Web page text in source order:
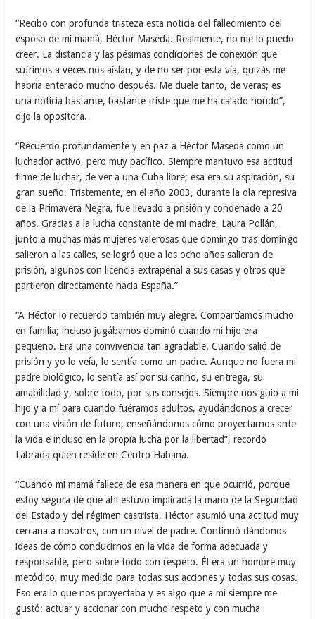
“Recibo con profunda tristeza esta noticia del fallecimiento del
esposo de mi mamá, Héctor Maseda. Realmente, no me lo puedo
creer. La distancia y las pésimas condiciones de conexión que
sufrimos a veces nos aíslan, y de no ser por esta vía, quizás me
habría enterado mucho después. Me duele tanto, de veras; es
una noticia bastante, bastante triste que me ha calado hondo”,
dijo la opositora.
“Recuerdo profundamente y en paz a Héctor Maseda como un
luchador activo, pero muy pacífico. Siempre mantuvo esa actitud
firme de luchar, de ver a una Cuba libre; esa era su aspiración, su
gran sueño. Tristemente, en el año 2003, durante la ola represiva
de la Primavera Negra, fue llevado a prisión y condenado a 20
años. Gracias a la lucha constante de mi madre, Laura Pollán,
junto a muchas más mujeres valerosas que domingo tras domingo
salieron a las calles, se logró que a los ocho años salieran de
prisión, algunos con licencia extrapenal a sus casas y otros que
partieron directamente hacia España.”
“A Héctor lo recuerdo también muy alegre. Compartíamos mucho
en familia; incluso jugábamos dominó cuando mi hijo era
pequeño. Era una convivencia tan agradable. Cuando salió de
prisión y yo lo veía, lo sentía como un padre. Aunque no fuera mi
padre biológico, lo sentía así por su cariño, su entrega, su
amabilidad y, sobre todo, por sus consejos. Siempre nos guio a mi
hijo y a mí para cuando fuéramos adultos, ayudándonos a crecer
con una visión de futuro, enseñándonos cómo proyectarnos ante
la vida e incluso en la propia lucha por la libertad”, recordó
Labrada quien reside en Centro Habana.
“Cuando mi mamá fallece de esa manera en que ocurrió, porque
estoy segura de que ahí estuvo implicada la mano de la Seguridad
del Estado y del régimen castrista, Héctor asumió una actitud muy
cercana a nosotros, con un nivel de padre. Continuó dándonos
ideas de cómo conducirnos en la vida de forma adecuada y
responsable, pero sobre todo con respeto. Él era un hombre muy
metódico, muy medido para todas sus acciones y todas sus cosas.
Eso era lo que nos proyectaba y es algo que a mí siempre me
gustó: actuar y accionar con mucho respeto y con mucha